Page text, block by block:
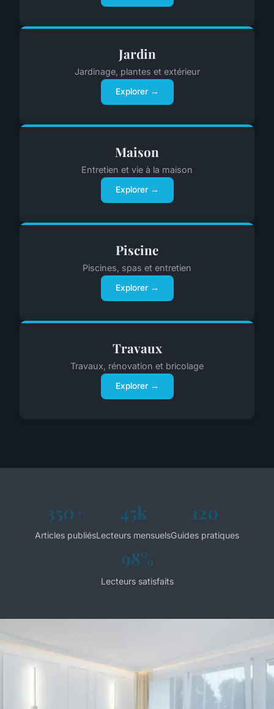
Jardin
Jardinage, plantes et extérieur
Explorer →
Maison
Entretien et vie à la maison
Explorer →
Piscine
Piscines, spas et entretien
Explorer →
Travaux
Travaux, rénovation et bricolage
Explorer →
350+
Articles publiés
45k
Lecteurs mensuels
120
Guides pratiques
98%
Lecteurs satisfaits